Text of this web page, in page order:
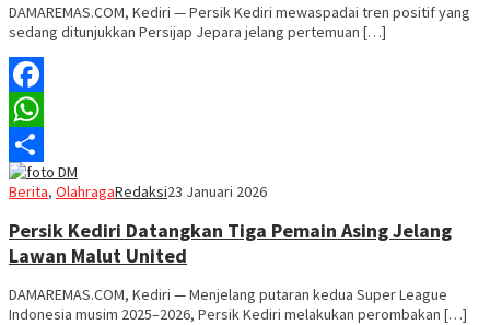
DAMAREMAS.COM, Kediri — Persik Kediri mewaspadai tren positif yang
sedang ditunjukkan Persijap Jepara jelang pertemuan […]
Facebook
WhatsApp
Share
Berita, OlahragaRedaksi23 Januari 2026
Persik Kediri Datangkan Tiga Pemain Asing Jelang
Lawan Malut United
DAMAREMAS.COM, Kediri — Menjelang putaran kedua Super League
Indonesia musim 2025–2026, Persik Kediri melakukan perombakan […]